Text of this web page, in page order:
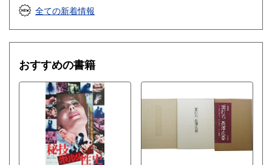
全ての新着情報
おすすめの書籍